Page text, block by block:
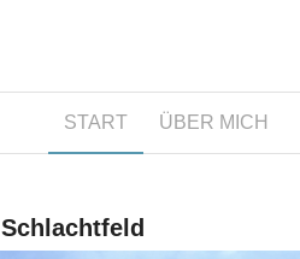
START ÜBER MICH
Schlachtfeld